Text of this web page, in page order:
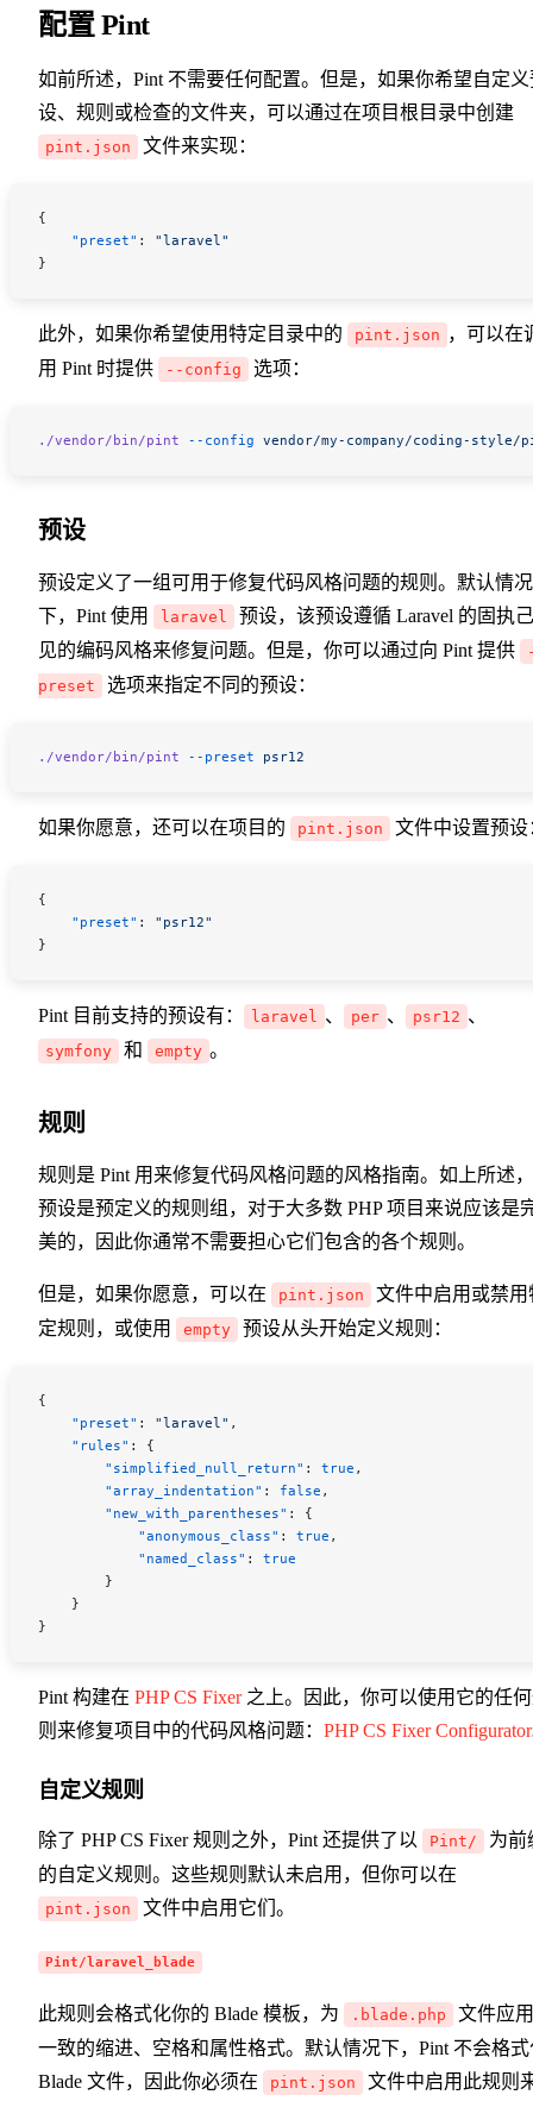
配置 Pint
如前所述，Pint 不需要任何配置。但是，如果你希望自定义
设、规则或检查的文件夹，可以通过在项目根目录中创建
pint.json 文件来实现：
{
    "preset"
: "laravel"
}
此外，如果你希望使用特定目录中的 pint.json ，可以在
用 Pint 时提供
--config 选项：
./vendor/bin/pint --config vendor/my-company/coding-
预设
预设定义了一组可用于修复代码风格问题的规则。默认情况
下，Pint 使用
laravel
预设，该预设遵循 Laravel 的固执己
见的编码风格来修复问题。但是，你可以通过向 Pint 提供
preset
选项来指定不同的预设：
./vendor/bin/pint --preset psr12
如果你愿意，还可以在项目的 pint.json 文件中设置预设
{
    "preset"
: "psr12"
}
Pint 目前支持的预设有： laravel 、 per 、 psr12 、
symfony 和 empty 。
规则
规则是 Pint 用来修复代码风格问题的风格指南。如上所述，
预设是预定义的规则组，对于大多数 PHP 项目来说应该是
美的，因此你通常不需要担心它们包含的各个规则。
但是，如果你愿意，可以在 pint.json
文件中启用或禁用
定规则，或使用
empty 预设从头开始定义规则：
{
    "preset"
: "laravel" ,
    "rules"
: {
        "simplified_null_return"
: true ,
        "array_indentation"
: false ,
        "new_with_parentheses"
: {
            "anonymous_class"
: true ,
            "named_class"
: true
        }
    }
}
Pint 构建在 PHP CS Fixer之上。因此，你可以使用它的任
则来修复项目中的代码风格问题： PHP CS Fixer Configurator
自定义规则
除了 PHP CS Fixer 规则之外，Pint 还提供了以 Pint/
为前
的自定义规则。这些规则默认未启用，但你可以在
pint.json 文件中启用它们。
Pint/laravel_blade
此规则会格式化你的 Blade 模板，为 .blade.php
文件应用
一致的缩进、空格和属性格式。默认情况下，Pint 不会格式
Blade 文件，因此你必须在
pint.json
文件中启用此规则